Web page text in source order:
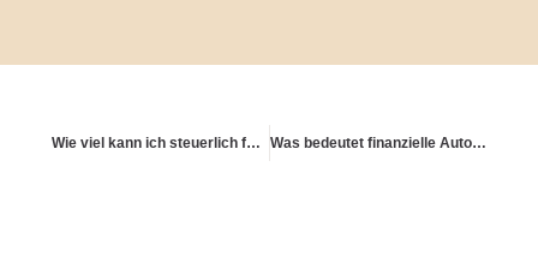
Wie viel kann ich steuerlich für die Altersvorsorge absetzen? Was bedeutet finanzielle Autonomie?